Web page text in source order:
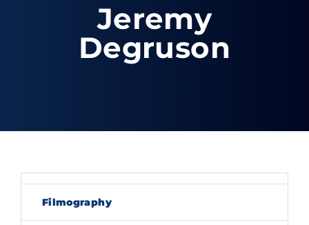
Jeremy
Degruson
Filmography
By signing in, you agree toour terms and